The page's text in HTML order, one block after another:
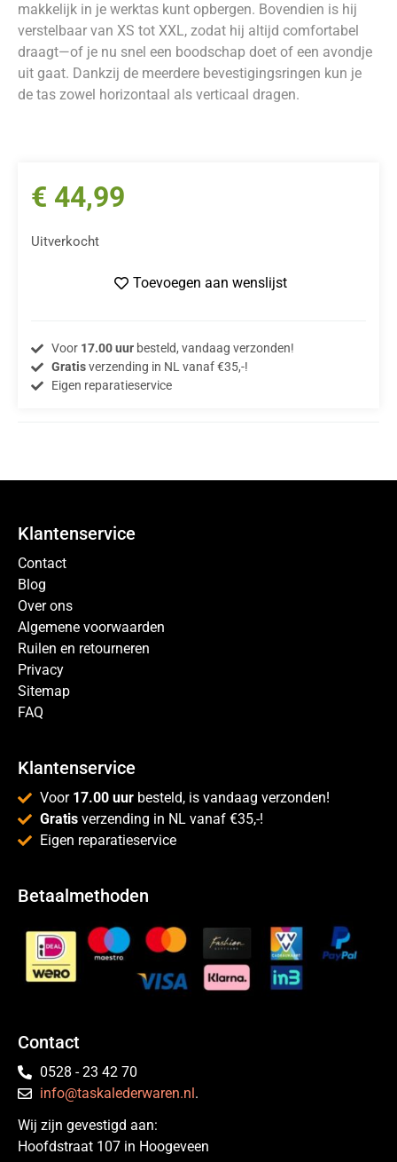
makkelijk in je werktas kunt opbergen. Bovendien is hij
verstelbaar van XS tot XXL, zodat hij altijd comfortabel
draagt—of je nu snel een boodschap doet of een avondje
uit gaat. Dankzij de meerdere bevestigingsringen kun je
de tas zowel horizontaal als verticaal dragen.
€ 44,99
Uitverkocht
Toevoegen aan wenslijst
Voor 17.00 uurbesteld, vandaag verzonden!
Gratisverzending in NL vanaf €35,-!
Eigen reparatieservice
Klantenservice
Contact
Blog
Over ons
Algemene voorwaarden
Ruilen en retourneren
Privacy
Sitemap
FAQ
Klantenservice
Voor 17.00 uur besteld, is vandaag verzonden!
Gratis verzending in NL vanaf €35,-!
Eigen reparatieservice
Betaalmethoden
Contact
0528 - 23 42 70
info@taskalederwaren.nl .
Wij zijn gevestigd aan:
Hoofdstraat 107 in Hoogeveen